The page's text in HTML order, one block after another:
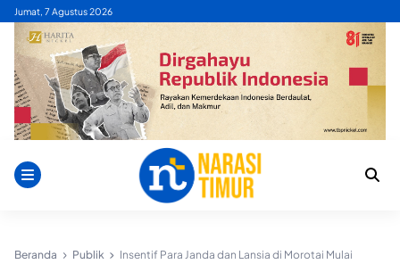
Skip
content
Jumat, 7 Agustus 2026
Beranda Publik
Insentif Para Janda dan Lansia di Morotai Mulai